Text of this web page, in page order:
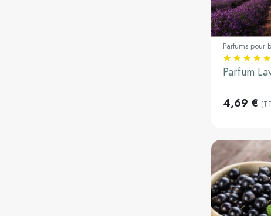
30ml
Parfums pour
Parfum
4,69 €